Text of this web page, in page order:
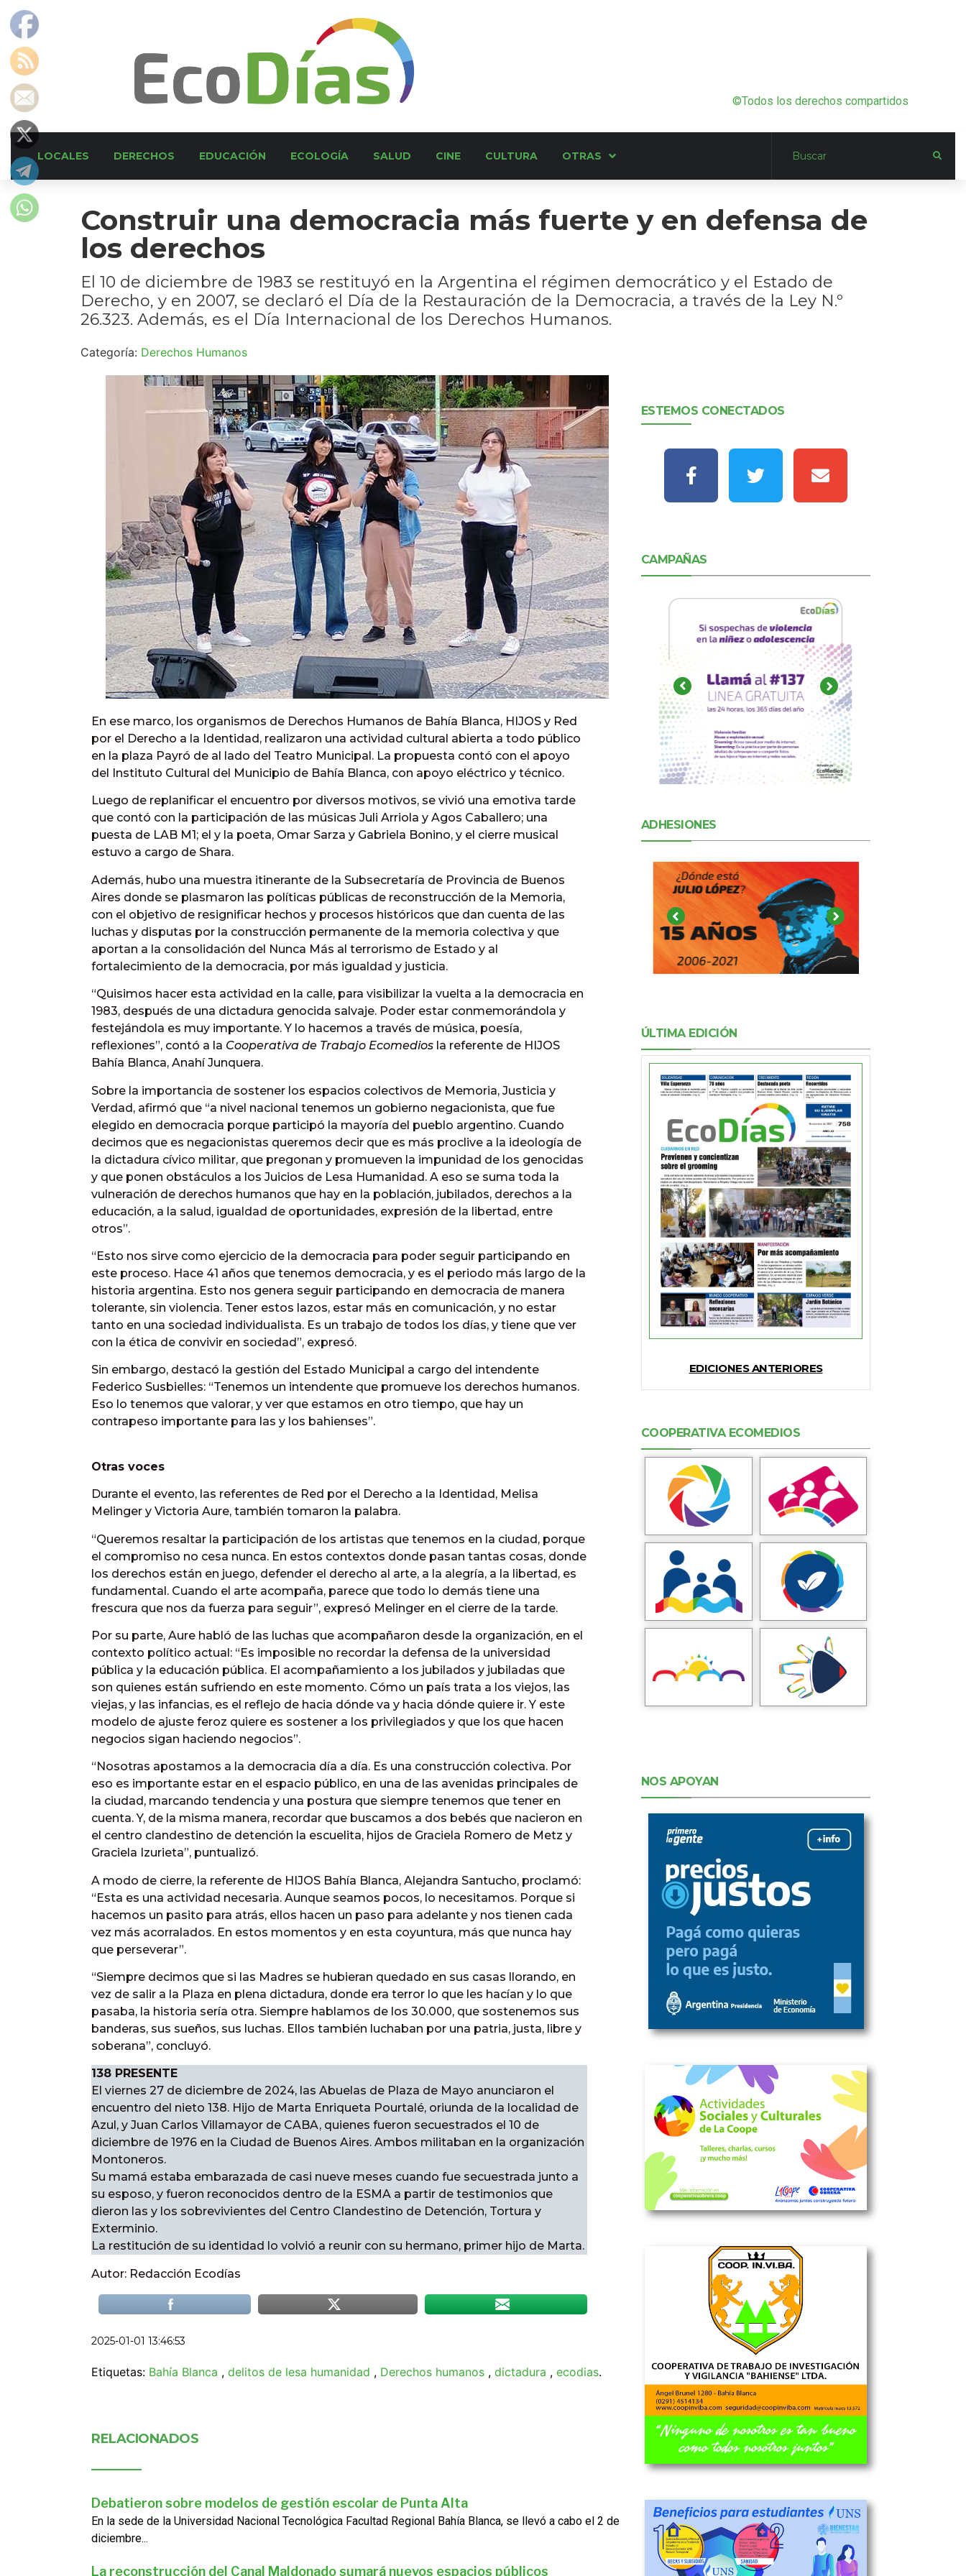
©Todos los derechos compartidos
LOCALES DERECHOS EDUCACIÓN ECOLOGÍA SALUD CINE CULTURA OTRAS
Construir una democracia más fuerte y en defensa de
los derechos
El 10 de diciembre de 1983 se restituyó en la Argentina el régimen democrático y el Estado de
Derecho, y en 2007, se declaró el Día de la Restauración de la Democracia, a través de la Ley N.º
26.323. Además, es el Día Internacional de los Derechos Humanos.
Categoría: Derechos Humanos
En ese marco, los organismos de Derechos Humanos de Bahía Blanca, HIJOS y Red
por el Derecho a la Identidad, realizaron una actividad cultural abierta a todo público
en la plaza Payró de al lado del Teatro Municipal. La propuesta contó con el apoyo
del Instituto Cultural del Municipio de Bahía Blanca, con apoyo eléctrico y técnico.
Luego de replanificar el encuentro por diversos motivos, se vivió una emotiva tarde
que contó con la participación de las músicas Juli Arriola y Agos Caballero; una
puesta de LAB M1; el y la poeta, Omar Sarza y Gabriela Bonino, y el cierre musical
estuvo a cargo de Shara.
Además, hubo una muestra itinerante de la Subsecretaría de Provincia de Buenos
Aires donde se plasmaron las políticas públicas de reconstrucción de la Memoria,
con el objetivo de resignificar hechos y procesos históricos que dan cuenta de las
luchas y disputas por la construcción permanente de la memoria colectiva y que
aportan a la consolidación del Nunca Más al terrorismo de Estado y al
fortalecimiento de la democracia, por más igualdad y justicia.
“Quisimos hacer esta actividad en la calle, para visibilizar la vuelta a la democracia en
1983, después de una dictadura genocida salvaje. Poder estar conmemorándola y
festejándola es muy importante. Y lo hacemos a través de música, poesía,
reflexiones”, contó a la Cooperativa de Trabajo Ecomedios la referente de HIJOS
Bahía Blanca, Anahí Junquera.
Sobre la importancia de sostener los espacios colectivos de Memoria, Justicia y
Verdad, afirmó que “a nivel nacional tenemos un gobierno negacionista, que fue
elegido en democracia porque participó la mayoría del pueblo argentino. Cuando
decimos que es negacionistas queremos decir que es más proclive a la ideología de
la dictadura cívico militar, que pregonan y promueven la impunidad de los genocidas
y que ponen obstáculos a los Juicios de Lesa Humanidad. A eso se suma toda la
vulneración de derechos humanos que hay en la población, jubilados, derechos a la
educación, a la salud, igualdad de oportunidades, expresión de la libertad, entre
otros”.
“Esto nos sirve como ejercicio de la democracia para poder seguir participando en
este proceso. Hace 41 años que tenemos democracia, y es el periodo más largo de la
historia argentina. Esto nos genera seguir participando en democracia de manera
tolerante, sin violencia. Tener estos lazos, estar más en comunicación, y no estar
tanto en una sociedad individualista. Es un trabajo de todos los días, y tiene que ver
con la ética de convivir en sociedad”, expresó.
Sin embargo, destacó la gestión del Estado Municipal a cargo del intendente
Federico Susbielles: “Tenemos un intendente que promueve los derechos humanos.
Eso lo tenemos que valorar, y ver que estamos en otro tiempo, que hay un
contrapeso importante para las y los bahienses”.
Otras voces
Durante el evento, las referentes de Red por el Derecho a la Identidad, Melisa
Melinger y Victoria Aure, también tomaron la palabra.
“Queremos resaltar la participación de los artistas que tenemos en la ciudad, porque
el compromiso no cesa nunca. En estos contextos donde pasan tantas cosas, donde
los derechos están en juego, defender el derecho al arte, a la alegría, a la libertad, es
fundamental. Cuando el arte acompaña, parece que todo lo demás tiene una
frescura que nos da fuerza para seguir”, expresó Melinger en el cierre de la tarde.
Por su parte, Aure habló de las luchas que acompañaron desde la organización, en el
contexto político actual: “Es imposible no recordar la defensa de la universidad
pública y la educación pública. El acompañamiento a los jubilados y jubiladas que
son quienes están sufriendo en este momento. Cómo un país trata a los viejos, las
viejas, y las infancias, es el reflejo de hacia dónde va y hacia dónde quiere ir. Y este
modelo de ajuste feroz quiere es sostener a los privilegiados y que los que hacen
negocios sigan haciendo negocios”.
“Nosotras apostamos a la democracia día a día. Es una construcción colectiva. Por
eso es importante estar en el espacio público, en una de las avenidas principales de
la ciudad, marcando tendencia y una postura que siempre tenemos que tener en
cuenta. Y, de la misma manera, recordar que buscamos a dos bebés que nacieron en
el centro clandestino de detención la escuelita, hijos de Graciela Romero de Metz y
Graciela Izurieta”, puntualizó.
A modo de cierre, la referente de HIJOS Bahía Blanca, Alejandra Santucho, proclamó:
“Esta es una actividad necesaria. Aunque seamos pocos, lo necesitamos. Porque si
hacemos un pasito para atrás, ellos hacen un paso para adelante y nos tienen cada
vez más acorralados. En estos momentos y en esta coyuntura, más que nunca hay
que perseverar”.
“Siempre decimos que si las Madres se hubieran quedado en sus casas llorando, en
vez de salir a la Plaza en plena dictadura, donde era terror lo que les hacían y lo que
pasaba, la historia sería otra. Siempre hablamos de los 30.000, que sostenemos sus
banderas, sus sueños, sus luchas. Ellos también luchaban por una patria, justa, libre y
soberana”, concluyó.
138 PRESENTE
El viernes 27 de diciembre de 2024, las Abuelas de Plaza de Mayo anunciaron el
encuentro del nieto 138. Hijo de Marta Enriqueta Pourtalé, oriunda de la localidad de
Azul, y Juan Carlos Villamayor de CABA, quienes fueron secuestrados el 10 de
diciembre de 1976 en la Ciudad de Buenos Aires. Ambos militaban en la organización
Montoneros.
Su mamá estaba embarazada de casi nueve meses cuando fue secuestrada junto a
su esposo, y fueron reconocidos dentro de la ESMA a partir de testimonios que
dieron las y los sobrevivientes del Centro Clandestino de Detención, Tortura y
Exterminio.
La restitución de su identidad lo volvió a reunir con su hermano, primer hijo de Marta.
Autor: Redacción Ecodías
2025-01-01 13:46:53
Etiquetas: Bahía Blanca , delitos de lesa humanidad , Derechos humanos , dictadura , ecodias.
RELACIONADOS
Debatieron sobre modelos de gestión escolar de Punta Alta
En la sede de la Universidad Nacional Tecnológica Facultad Regional Bahía Blanca, se llevó a cabo el 2 de
diciembre...
La reconstrucción del Canal Maldonado sumará nuevos espacios públicos
ESTEMOS CONECTADOS
CAMPAÑAS
ADHESIONES
ÚLTIMA EDICIÓN
EDICIONES ANTERIORES
COOPERATIVA ECOMEDIOS
NOS APOYAN